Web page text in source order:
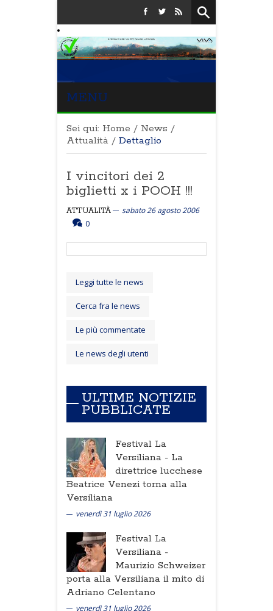
MENU
Sei qui: Home / News /
Attualità / Dettaglio
I vincitori dei 2
biglietti x i POOH !!!
ATTUALITÀ
sabato 26 agosto 2006
0
Leggi tutte le news
Cerca fra le news
Le più commentate
Le news degli utenti
ULTIME NOTIZIE
PUBBLICATE
Festival La
Versiliana - La
direttrice lucchese
Beatrice Venezi torna alla
Versiliana
venerdì 31 luglio 2026
Festival La
Versiliana -
Maurizio Schweizer
porta alla Versiliana il mito di
Adriano Celentano
venerdì 31 luglio 2026